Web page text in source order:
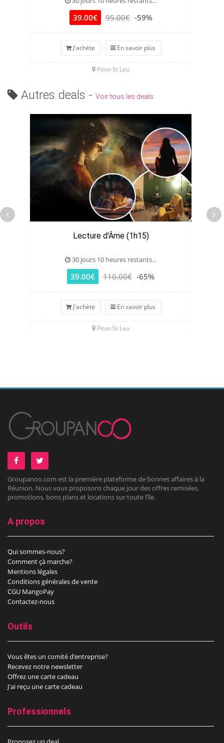
39.00€ 95.00€ -59%
J'achète En savoir plus
Piton St Leu
Autres deals - Voir tous les deals
Lecture d'Âme (1h15)
30 jours 10 heures restants...
39.00€ 110.00€ -65%
J'achète En savoir plus
Piton St Leu
Groupanoo.com est la première plateforme de bonnes affaires à la
Réunion. Nous vous proposons chaque jour des offres remisées,
promotions, bons plans et locations sur toute l’île.
A propos
Qui sommes-nous?
Comment çà marche?
Mentions légales
Conditions générales de vente
CGU MangoPay
Contactez-nous
Outils
Vous êtes un comité d’entreprise?
Recevez notre newsletter
Offrez une carte cadeau
J'ai reçu une carte cadeau
Professionnels